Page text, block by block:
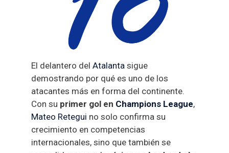
El delantero delAtalanta sigue
demostrando por qué es uno de los
atacantes más en forma del continente.
Con su primer gol en Champions League,
Mateo Retegui no solo confirma su
crecimiento en competencias
internacionales, sino que también se